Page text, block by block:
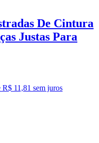
De Cintura
Justas Para
R$ 11,81 sem juros